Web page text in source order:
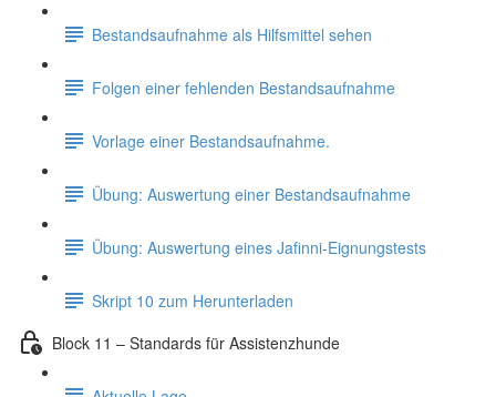
Bestandsaufnahme als Hilfsmittel sehen
Folgen einer fehlenden Bestandsaufnahme
Vorlage einer Bestandsaufnahme.
Übung: Auswertung einer Bestandsaufnahme
Übung: Auswertung eines Jafinni-Eignungstests
Skript 10 zum Herunterladen
Block 11 – Standards für Assistenzhunde